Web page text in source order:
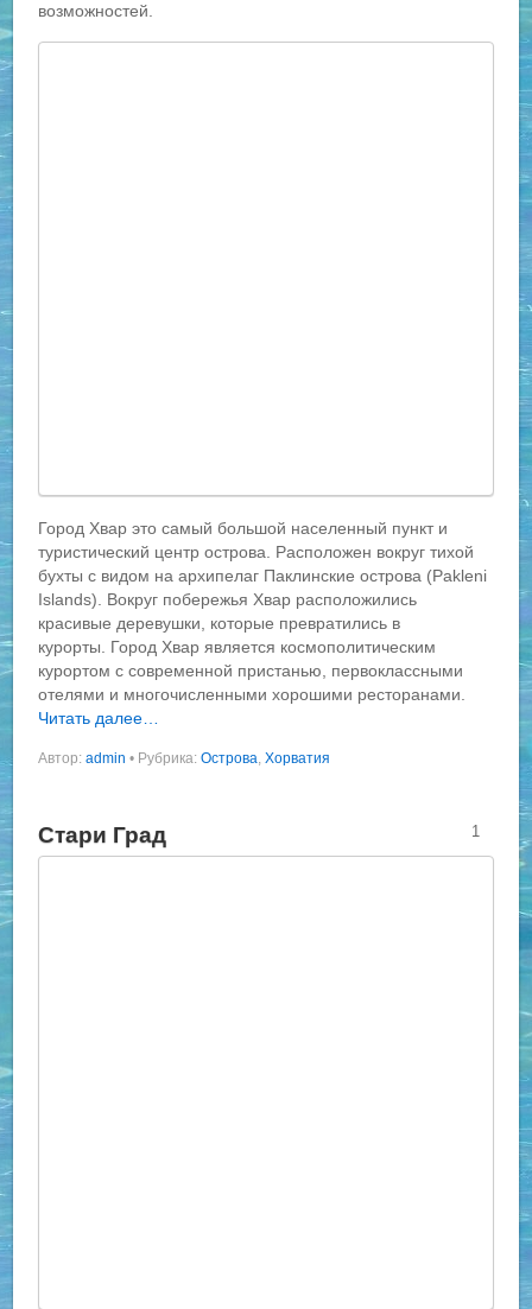
возможностей.
Город Хвар это самый большой населенный пункт и
туристический центр острова. Расположен вокруг тихой
бухты с видом на архипелаг Паклинские острова (Pakleni
Islands). Вокруг побережья Хвар расположились
красивые деревушки, которые превратились в
курорты. Город Хвар является космополитическим
курортом с современной пристанью, первоклассными
отелями и многочисленными хорошими ресторанами.
Читать далее…
Автор:admin • Рубрика:Острова,Хорватия
Стари Град 1